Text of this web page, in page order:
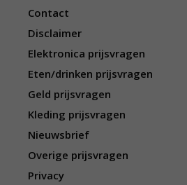
Contact
Disclaimer
Elektronica prijsvragen
Eten/drinken prijsvragen
Geld prijsvragen
Kleding prijsvragen
Nieuwsbrief
Overige prijsvragen
Privacy